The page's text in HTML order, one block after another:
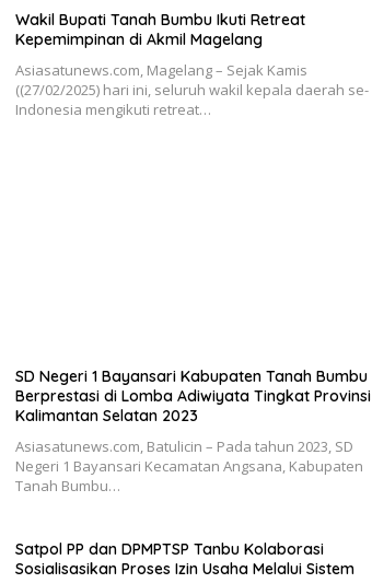
Wakil Bupati Tanah Bumbu Ikuti Retreat
Kepemimpinan di Akmil Magelang
Asiasatunews.com, Magelang – Sejak Kamis
((27/02/2025) hari ini, seluruh wakil kepala daerah se-
Indonesia mengikuti retreat…
SD Negeri 1 Bayansari Kabupaten Tanah Bumbu
Berprestasi di Lomba Adiwiyata Tingkat Provinsi
Kalimantan Selatan 2023
Asiasatunews.com, Batulicin – Pada tahun 2023, SD
Negeri 1 Bayansari Kecamatan Angsana, Kabupaten
Tanah Bumbu…
Satpol PP dan DPMPTSP Tanbu Kolaborasi
Sosialisasikan Proses Izin Usaha Melalui Sistem